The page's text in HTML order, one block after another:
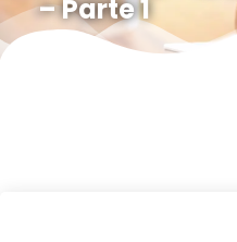
– Parte 1